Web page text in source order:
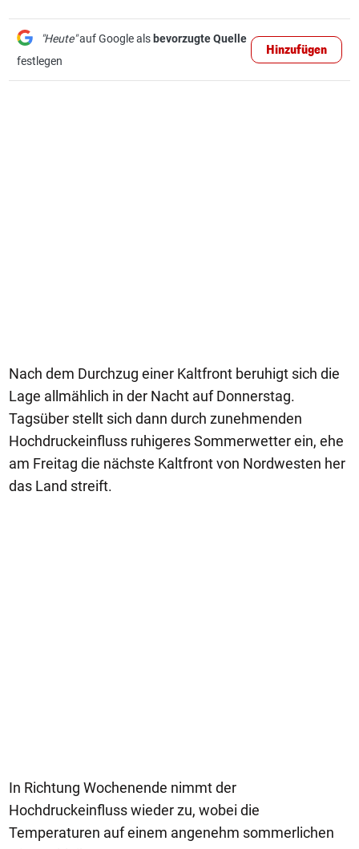
"Heute"auf Google als bevorzugte Quelle
festlegen
Hinzufügen
Nach dem Durchzug einer Kaltfront beruhigt sich die
Lage allmählich in der Nacht auf Donnerstag.
Tagsüber stellt sich dann durch zunehmenden
Hochdruckeinfluss ruhigeres Sommerwetter ein, ehe
am Freitag die nächste Kaltfront von Nordwesten her
das Land streift.
In Richtung Wochenende nimmt der
Hochdruckeinfluss wieder zu, wobei die
Temperaturen auf einem angenehm sommerlichen